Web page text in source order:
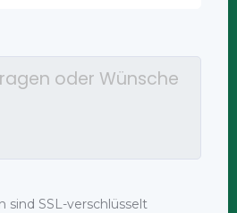
sind SSL-verschlüsselt